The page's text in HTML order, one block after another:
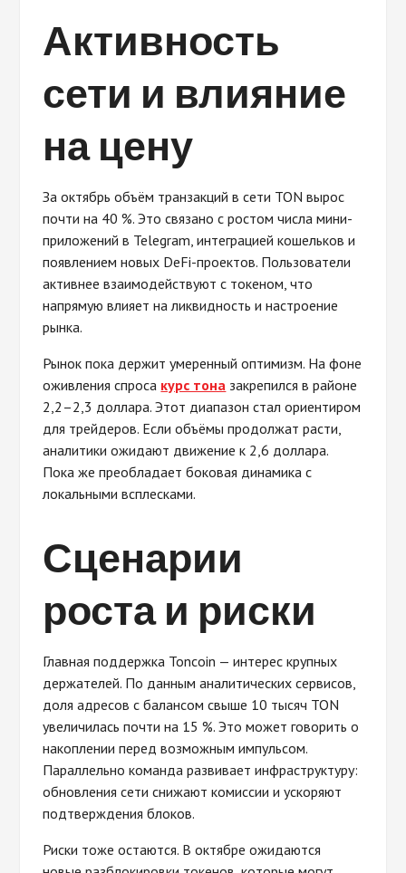
Активность
сети и влияние
на цену
За октябрь объём транзакций в сети TON вырос
почти на 40 %. Это связано с ростом числа мини-
приложений в Telegram, интеграцией кошельков и
появлением новых DeFi-проектов. Пользователи
активнее взаимодействуют с токеном, что
напрямую влияет на ликвидность и настроение
рынка.
Рынок пока держит умеренный оптимизм. На фоне
оживления спроса курс тона закрепился в районе
2,2–2,3 доллара. Этот диапазон стал ориентиром
для трейдеров. Если объёмы продолжат расти,
аналитики ожидают движение к 2,6 доллара.
Пока же преобладает боковая динамика с
локальными всплесками.
Сценарии
роста и риски
Главная поддержка Toncoin — интерес крупных
держателей. По данным аналитических сервисов,
доля адресов с балансом свыше 10 тысяч TON
увеличилась почти на 15 %. Это может говорить о
накоплении перед возможным импульсом.
Параллельно команда развивает инфраструктуру:
обновления сети снижают комиссии и ускоряют
подтверждения блоков.
Риски тоже остаются. В октябре ожидаются